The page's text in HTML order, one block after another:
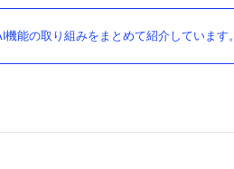
能の取り組みをまとめて紹介しています。